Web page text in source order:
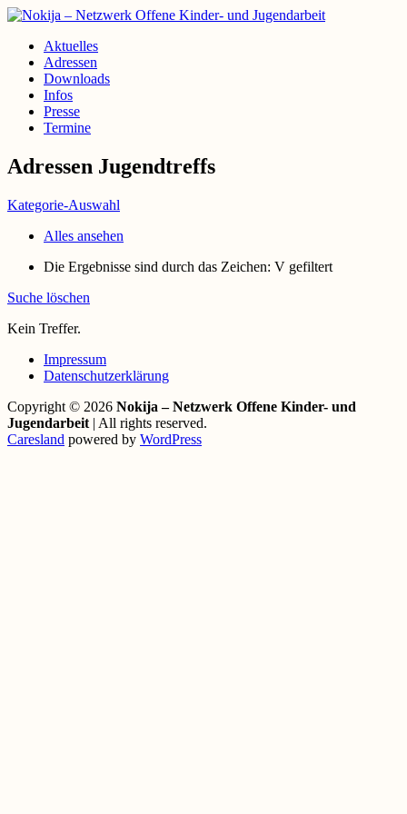
Aktuelles
Adressen
Downloads
Infos
Presse
Termine
Adressen Jugendtreffs
Kategorie-Auswahl
Alles ansehen
Die Ergebnisse sind durch das Zeichen: V gefiltert
Suche löschen
Kein Treffer.
Impressum
Datenschutzerklärung
Copyright © 2026 Nokija – Netzwerk Offene Kinder- und
Jugendarbeit | All rights reserved.
Caresland powered by WordPress